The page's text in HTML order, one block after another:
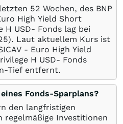
52 Wochen, des BNP
High Yield Short
H USD- Fonds lag bei
). Laut aktuellem Kurs ist
- Euro High Yield
H USD- Fonds
Tief entfernt.
Fonds-Sparplans?
den langfristigen
regelmäßige Investitionen